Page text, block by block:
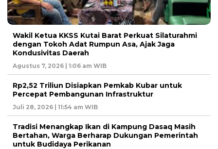
Wakil Ketua KKSS Kutai Barat Perkuat Silaturahmi
dengan Tokoh Adat Rumpun Asa, Ajak Jaga
Kondusivitas Daerah
Agustus 7, 2026 | 1:06 am WIB
Rp2,52 Triliun Disiapkan Pemkab Kubar untuk
Percepat Pembangunan Infrastruktur
Juli 28, 2026 | 11:54 am WIB
Tradisi Menangkap Ikan di Kampung Dasaq Masih
Bertahan, Warga Berharap Dukungan Pemerintah
untuk Budidaya Perikanan